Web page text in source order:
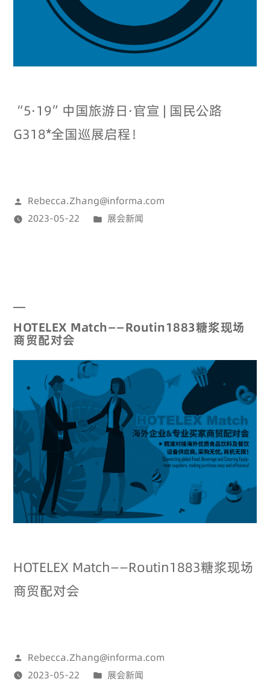
“5·19”中国旅游日·官宣 | 国民公路
G318*全国巡展启程！
Rebecca.Zhang@informa.com
2023-05-22
展会新闻
HOTELEX Match——Routin1883糖浆现场
商贸配对会
HOTELEX Match——Routin1883糖浆现场
商贸配对会
Rebecca.Zhang@informa.com
2023-05-22
展会新闻